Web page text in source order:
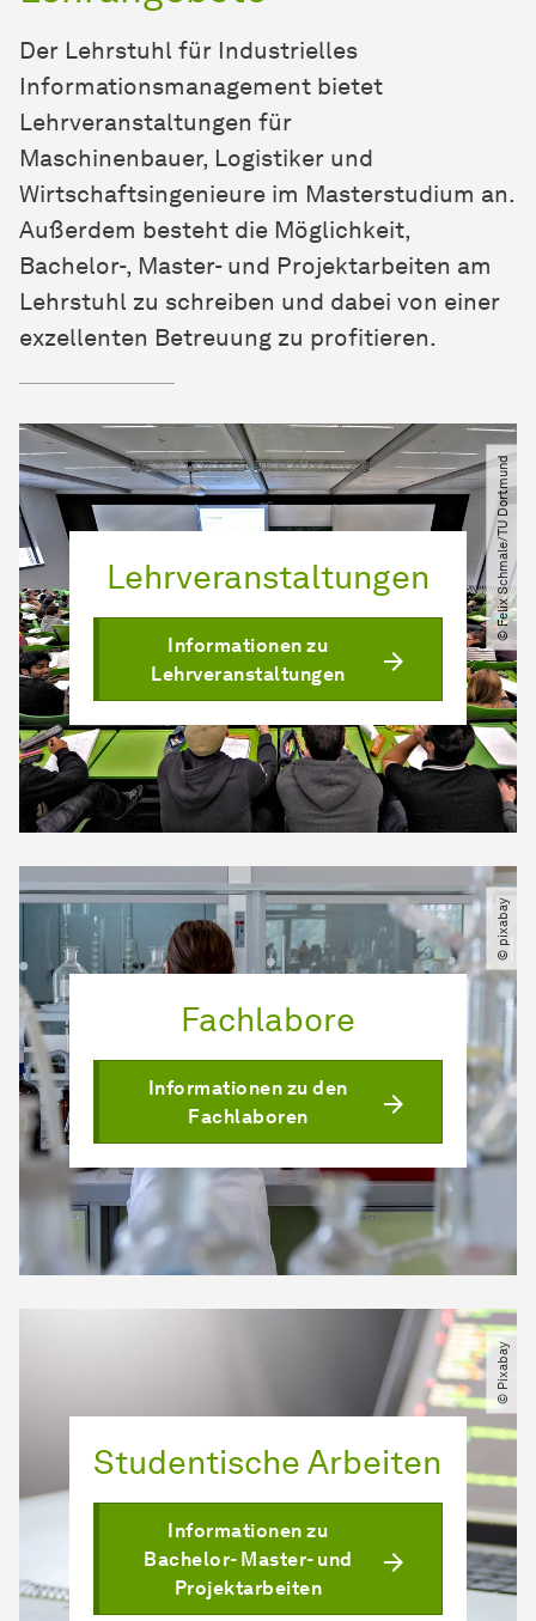
Der Lehrstuhl für Industrielles
Informationsmanagement bietet
Lehrveranstaltungen für
Maschinenbauer, Logistiker und
Wirtschaftsingenieure im Masterstudium an.
Außerdem besteht die Möglichkeit,
Bachelor-, Master- und Projektarbeiten am
Lehrstuhl zu schreiben und dabei von einer
exzellenten Betreuung zu profitieren.
Lehrveranstaltungen
Informationen zu
Lehrveranstaltungen
© Felix Schmale​/​TU Dortmund
Fachlabore
Informationen zu den
Fachlaboren
© pixabay
Studentische Arbeiten
Informationen zu
Bachelor- Master- und
Projektarbeiten
© Pixabay